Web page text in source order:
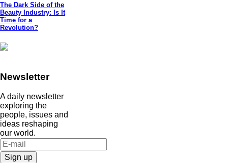
The Dark Side of the
Beauty Industry: Is It
Time for a
Revolution?
Newsletter
A daily newsletter
exploring the
people, issues and
ideas reshaping
our world.
Sign up